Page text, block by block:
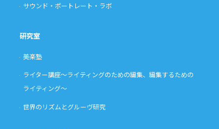
サウンド・ポートレート・ラボ
研究室
美楽塾
ライター講座〜ライティングのための編集、編集するための
ライティング〜
世界のリズムとグルーヴ研究